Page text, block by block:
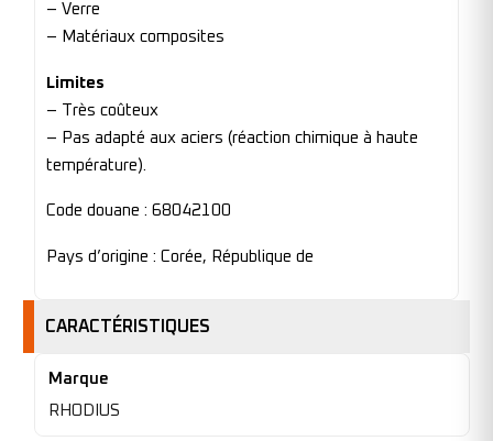
– Verre
– Matériaux composites
Limites
– Très coûteux
– Pas adapté aux aciers (réaction chimique à haute
température).
Code douane : 68042100
Pays d’origine : Corée, République de
CARACTÉRISTIQUES
Marque
RHODIUS